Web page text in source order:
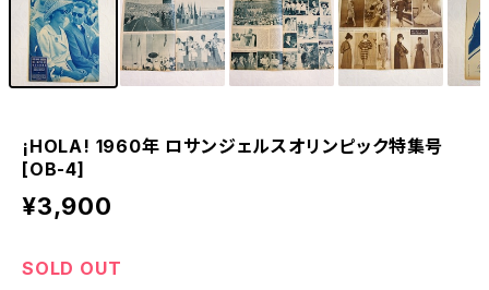
¡HOLA! 1960年 ロサンジェルスオリンピック特集号
[OB-4]
¥3,900
SOLD OUT